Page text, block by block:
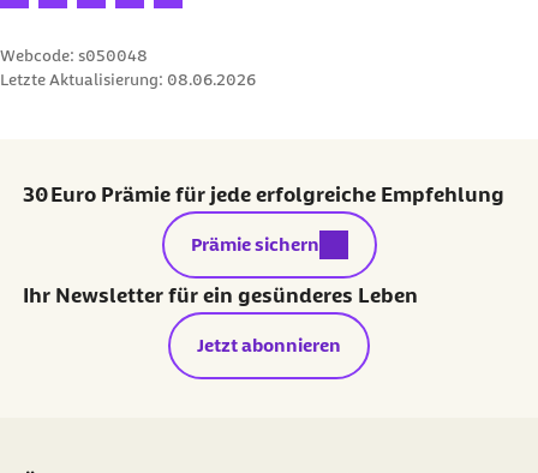
Webcode: s050048
Letzte Aktualisierung: 08.06.2026
30 Euro Prämie für jede erfolgreiche Empfehlung
externer Link:
Prämie sichern
Ihr Newsletter für ein gesünderes Leben
Jetzt abonnieren